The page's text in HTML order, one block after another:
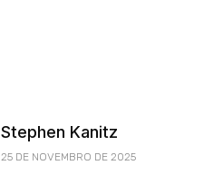
Stephen Kanitz
25 DE NOVEMBRO DE 2025